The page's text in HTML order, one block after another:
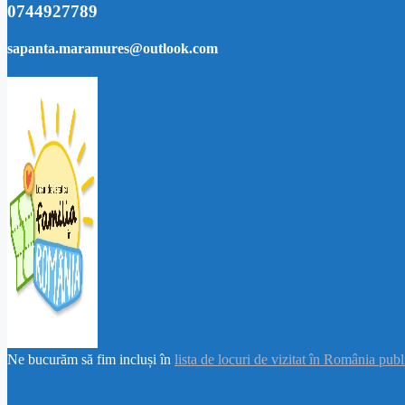
0744927789
sapanta.maramures@outlook.com
Ne bucurăm să fim incluși în lista de locuri de vizitat în România